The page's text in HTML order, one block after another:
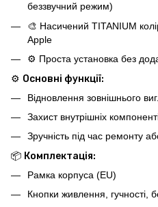
беззвучний режим)
🎨 Насичений TITANIUM
Apple
⚙️ Проста установка без
⚙️ Основні функції:
Відновлення зовнішнього
Захист внутрішніх
Зручність під час ремонту
📦 Комплектація:
Рамка корпуса (EU)
Кнопки живлення, гучності,